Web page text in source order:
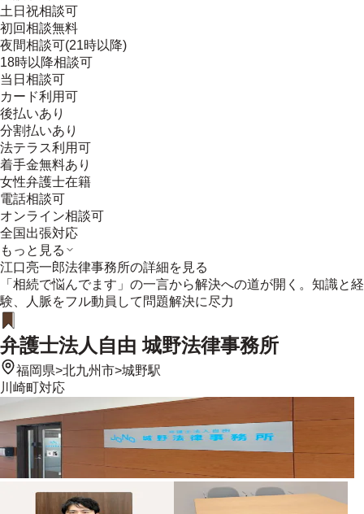
土日祝相談可
初回相談無料
夜間相談可(21時以降)
18時以降相談可
当日相談可
カード利用可
後払いあり
分割払いあり
法テラス利用可
着手金無料あり
女性弁護士在籍
電話相談可
オンライン相談可
全国出張対応
もっと見る
江口亮一郎法律事務所の詳細を見る
「相続で悩んでます」の一言から解決への道が開く。知識と経
験、人脈をフル動員して問題解決に尽力
弁護士法人自由 城野法律事務所
福岡県>北九州市>城野駅
川崎町対応